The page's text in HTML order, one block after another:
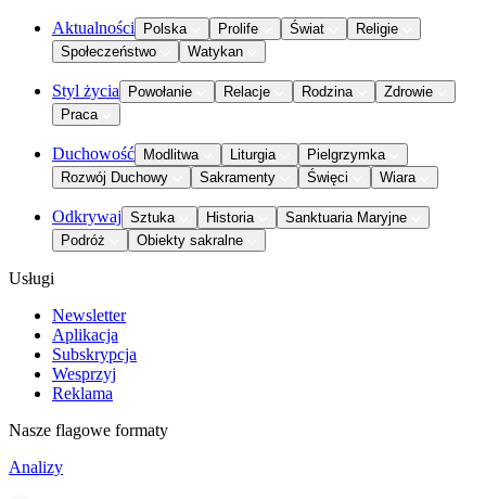
Aktualności Polska Prolife Świat
Religie
Społeczeństwo
Watykan
Styl życia Powołanie Relacje Rodzina
Zdrowie
Praca
Duchowość Modlitwa Liturgia
Pielgrzymka
Rozwój Duchowy
Sakramenty Święci Wiara
Odkrywaj Sztuka Historia
Sanktuaria Maryjne
Podróż
Obiekty sakralne
Usługi
Newsletter
Aplikacja
Subskrypcja
Wesprzyj
Reklama
Nasze flagowe formaty
Analizy